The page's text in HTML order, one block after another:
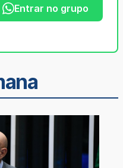
Entrar no grupo